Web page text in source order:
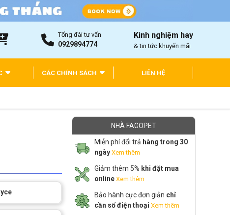
Tổng đài tư vấn
0929894774
Kinh nghiệm hay
& tin tức khuyến mãi
CÁC CHÍNH SÁCH LIÊN HỆ
NHÀ FAGOPET
Miễn phí đổi trả hàng trong 30
ngày Xem thêm
Giảm thêm 5% khi đặt mua
online Xem thêm
Bảo hành cực đơn giản chỉ
cần số điện thoại Xem thêm